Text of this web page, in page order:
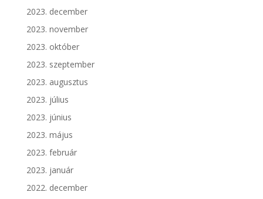
2023. december
2023. november
2023. október
2023. szeptember
2023. augusztus
2023. július
2023. június
2023. május
2023. február
2023. január
2022. december